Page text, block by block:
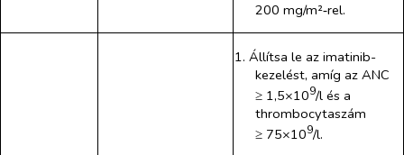
200 mg/m²‑rel.
1. Állítsa le az imatinib-
kezelést, amíg az ANC
≥ 1,5×109/l és a
thrombocytaszám
≥ 75×109/l.